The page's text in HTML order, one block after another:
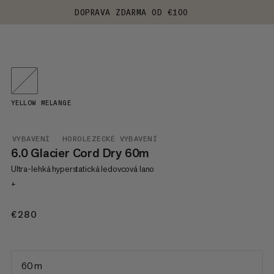
DOPRAVA ZDARMA OD €100
VYBAVENÍ HOROLEZECKÉ VYBAVENÍ
6.0 Glacier Cord Dry 60m
Ultra-lehká hyperstatická ledovcová lano
+
€280
YELLOW MELANGE
60 m